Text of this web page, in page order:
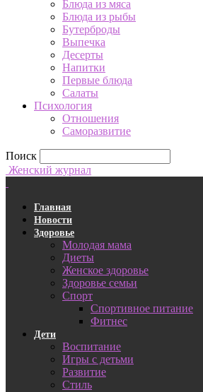
Блюда из мяса
Блюда из рыбы
Бутерброды
Выпечка
Десерты
Напитки
Первые блюда
Салаты
Психология
Отношения
Саморазвитие
Поиск
Женский журнал
Главная
Новости
Здоровье
Молодая мама
Диеты
Женское здоровье
Здоровье семьи
Спорт
Спортивное питание
Фитнес
Дети
Воспитание
Игры с детьми
Развитие
Стиль